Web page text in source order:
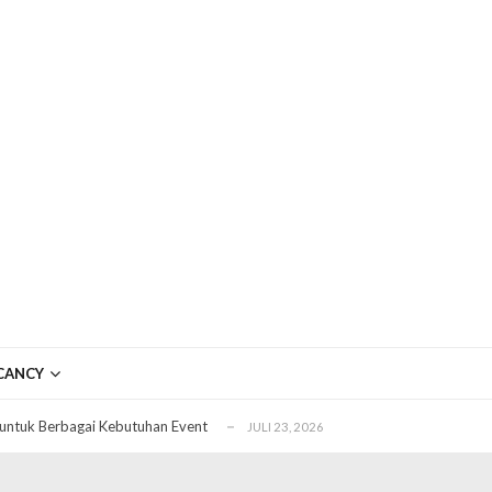
Berbagai Kebutuhan Event JULI 23, 2026